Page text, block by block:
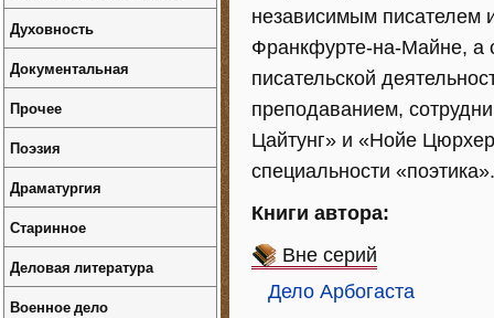
независимым писателем
Франкфурте-на-Майне, а
писательской
преподаванием,
Цайтунг» и «Нойе
специальности «поэтика».
Книги автора:
Вне серий
Дело Арбогаста
Духовность
Документальная
Прочее
Поэзия
Драматургия
Старинное
Деловая литература
Военное дело